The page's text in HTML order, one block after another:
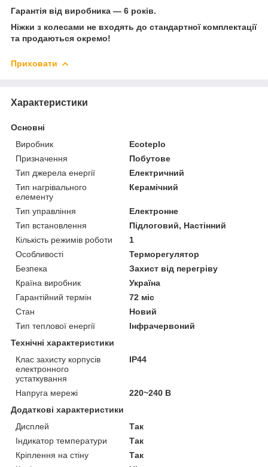
Гарантія від виробника — 6 років.
Ніжки з колесами не входять до стандартної комплектації
та продаються окремо!
Приховати
Характеристики
Основні
Виробник
Ecoteplo
Призначення
Побутове
Тип джерела енергії
Електричний
Тип нагрівального
елементу
Керамічний
Тип управління
Електронне
Тип встановлення
Підлоговий, Настінний
Кількість режимів роботи
1
Особливості
Терморегулятор
Безпека
Захист від перегріву
Країна виробник
Україна
Гарантійний термін
72 міс
Стан
Новий
Тип теплової енергії
Інфрачервоний
Технічні характеристики
Клас захисту корпусів
електронного
устаткування
IP44
Напруга мережі
220~240 В
Додаткові характеристики
Дисплей
Так
Індикатор температури
Так
Кріплення на стіну
Так